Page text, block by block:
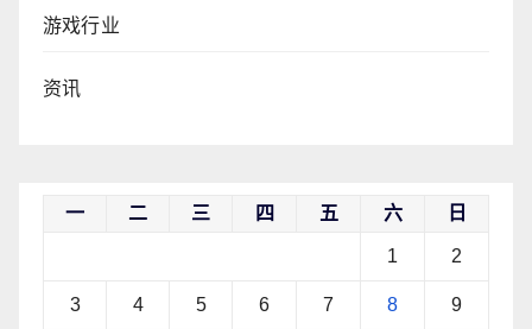
游戏行业
资讯
一 二 三 四 五 六 日
1 2
3 4 5 6 7 8 9